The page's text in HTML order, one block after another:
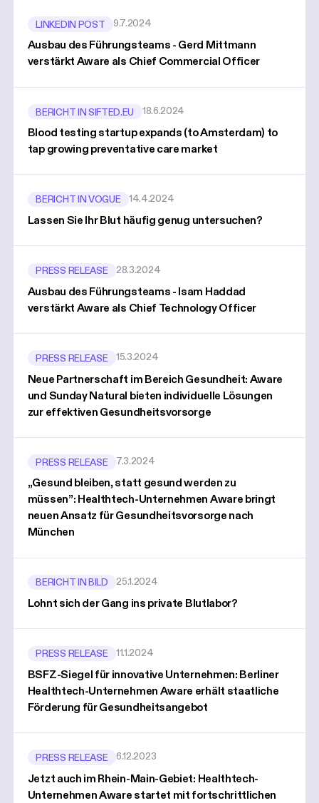
LINKEDIN POST 9.7.2024
Ausbau des Führungsteams - Gerd Mittmann
verstärkt Aware als Chief Commercial Officer
BERICHT IN SIFTED.EU 18.6.2024
Blood testing startup expands (to Amsterdam) to
tap growing preventative care market
BERICHT IN VOGUE 14.4.2024
Lassen Sie Ihr Blut häufig genug untersuchen?
PRESS RELEASE 28.3.2024
Ausbau des Führungsteams - Isam Haddad
verstärkt Aware als Chief Technology Officer
PRESS RELEASE 15.3.2024
Neue Partnerschaft im Bereich Gesundheit: Aware
und Sunday Natural bieten individuelle Lösungen
zur effektiven Gesundheitsvorsorge
PRESS RELEASE 7.3.2024
„Gesund bleiben, statt gesund werden zu
müssen”: Healthtech-Unternehmen Aware bringt
neuen Ansatz für Gesundheitsvorsorge nach
München
BERICHT IN BILD 25.1.2024
Lohnt sich der Gang ins private Blutlabor?
PRESS RELEASE 11.1.2024
BSFZ-Siegel für innovative Unternehmen: Berliner
Healthtech-Unternehmen Aware erhält staatliche
Förderung für Gesundheitsangebot
PRESS RELEASE 6.12.2023
Jetzt auch im Rhein-Main-Gebiet: Healthtech-
Unternehmen Aware startet mit fortschrittlichen